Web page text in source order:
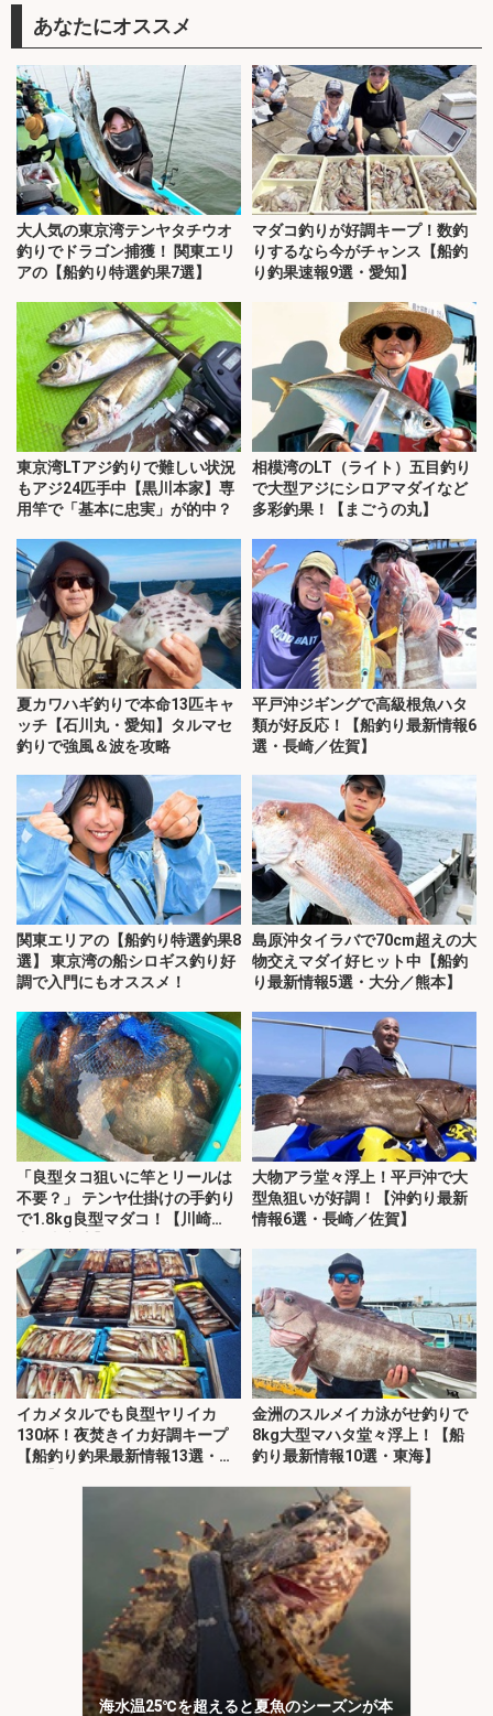
あなたにオススメ
大人気の東京湾テンヤタチウオ
釣りでドラゴン捕獲！ 関東エリ
アの【船釣り特選釣果7選】
マダコ釣りが好調キープ！数釣
りするなら今がチャンス【船釣
り釣果速報9選・愛知】
東京湾LTアジ釣りで難しい状況
もアジ24匹手中【黒川本家】専
用竿で「基本に忠実」が的中？
相模湾のLT（ライト）五目釣り
で大型アジにシロアマダイなど
多彩釣果！【まごうの丸】
夏カワハギ釣りで本命13匹キャ
ッチ【石川丸・愛知】タルマセ
釣りで強風＆波を攻略
平戸沖ジギングで高級根魚ハタ
類が好反応！【船釣り最新情報6
選・長崎／佐賀】
関東エリアの【船釣り特選釣果8
選】 東京湾の船シロギス釣り好
調で入門にもオススメ！
島原沖タイラバで70cm超えの大
物交えマダイ好ヒット中【船釣
り最新情報5選・大分／熊本】
「良型タコ狙いに竿とリールは
不要？」 テンヤ仕掛けの手釣り
で1.8kg良型マダコ！【川崎
大物アラ堂々浮上！平戸沖で大
型魚狙いが好調！【沖釣り最新
情報6選・長崎／佐賀】
イカメタルでも良型ヤリイカ
130杯！夜焚きイカ好調キープ
【船釣り釣果最新情報13選・玄
金洲のスルメイカ泳がせ釣りで
8kg大型マハタ堂々浮上！【船
釣り最新情報10選・東海】
海水温25℃を超えると夏魚のシーズンが本